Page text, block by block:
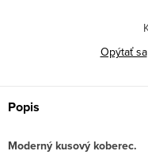
Opýtať sa
Popis
Moderný kusový koberec.